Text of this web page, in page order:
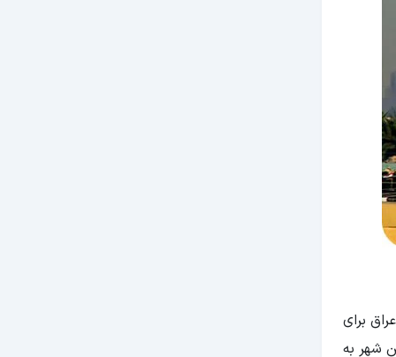
برای
شهر به